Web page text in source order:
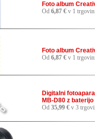
Foto album
Od 6,87 € v 1
Foto album
Od 6,87 € v 1
Digitalni
MB-D80 z baterijo
Od 35,99 € v 3